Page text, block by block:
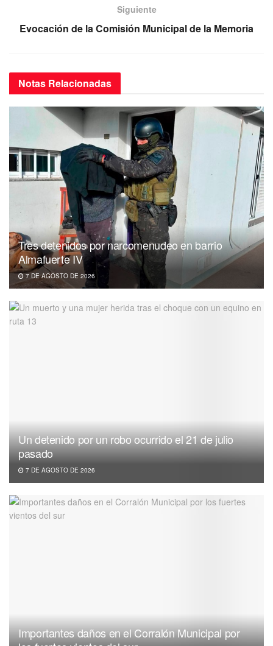
k
Siguiente
Evocación de la Comisión Municipal de la Memoria
Notas Relacionadas
Tres detenidos por narcomenudeo en barrio
Almafuerte IV
7 DE AGOSTO DE 2026
Un detenido por un robo ocurrido el 21 de julio
pasado
7 DE AGOSTO DE 2026
Importantes daños en el Corralón Municipal por